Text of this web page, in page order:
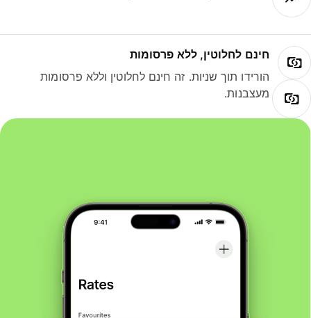
חינם לחלוטין, ללא פרסומות
הורידו תוך שניות. זה חינם לחלוטין וללא פרסומות
מעצבנות.